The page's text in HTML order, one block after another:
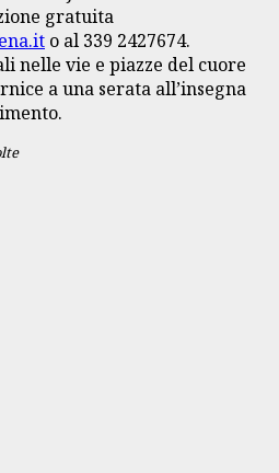
gratuita
o al 339 2427674.
nelle vie e piazze del cuore
a una serata all’insegna